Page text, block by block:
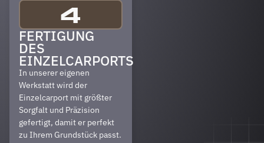
4
FERTIGUNG
DES
EINZELCARPORTS
In unserer eigenen
Werkstatt wird der
Einzelcarport mit größter
Sorgfalt und Präzision
gefertigt, damit er perfekt
zu Ihrem Grundstück passt.